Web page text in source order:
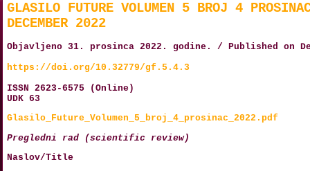
GLASILO FUTURE VOLUMEN 5 BROJ 4
DECEMBER 2022
Objavljeno 31. prosinca 2022. godine. / Published on
https://doi.org/10.32779/gf.5.4.3
ISSN 2623-6575 (Online)
UDK 63
Glasilo_Future_Volumen_5_broj_4_prosinac_2022.pdf
Pregledni rad (scientific review)
Naslov/Title